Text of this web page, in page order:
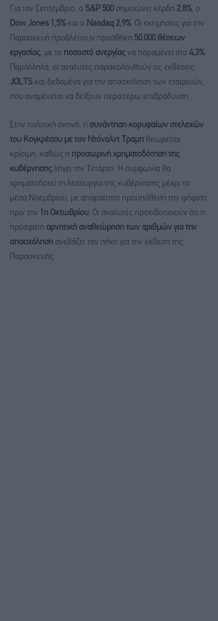
Για τον Σεπτέμβριο, ο S&P 500 σημειώνει κέρδη 2,8%, ο
Dow Jones 1,5% και ο Nasdaq 2,9%. Οι εκτιμήσεις για την
Παρασκευή προβλέπουν προσθήκη 50.000 θέσεων
εργασίας, με το ποσοστό ανεργίας να παραμένει στο 4,3%.
Παράλληλα, οι αναλυτές παρακολουθούν τις εκθέσεις
JOLTS και δεδομένα για την απασχόληση των εταιρειών,
που αναμένεται να δείξουν περαιτέρω επιβράδυνση.
Στην πολιτική σκηνή, η συνάντηση κορυφαίων στελεχών
του Κογκρέσου με τον Ντόναλντ Τραμπ θεωρείται
κρίσιμη, καθώς η προσωρινή χρηματοδότηση της
κυβέρνησης λήγει την Τετάρτη. Η συμφωνία θα
χρηματοδοτεί τη λειτουργία της κυβέρνησης μέχρι τα
μέσα Νοεμβρίου, με απαραίτητη προϋπόθεση την ψήφιση
πριν την
1η Οκτωβρίου. Οι αναλυτές προειδοποιούν ότι η
πρόσφατη αρνητική αναθεώρηση των αριθμών για την
απασχόληση ανεβάζει τον πήχη για την έκθεση της
Παρασκευής.